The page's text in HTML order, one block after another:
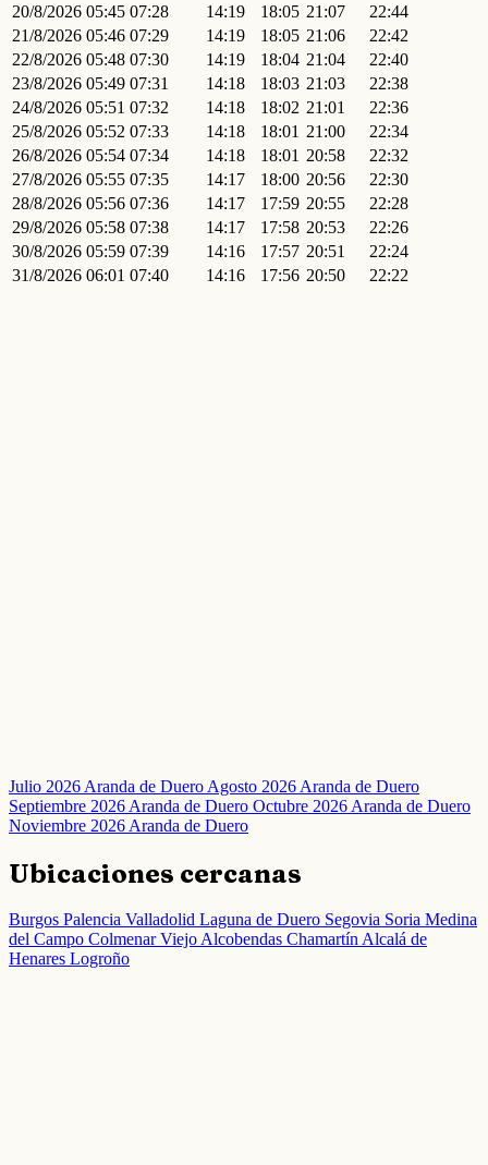
20/8/2026 05:45 07:28 14:19 18:05 21:07
22:44
21/8/2026 05:46 07:29 14:19 18:05 21:06
22:42
22/8/2026 05:48 07:30 14:19 18:04 21:04
22:40
23/8/2026 05:49 07:31 14:18 18:03 21:03
22:38
24/8/2026 05:51 07:32 14:18 18:02 21:01
22:36
25/8/2026 05:52 07:33 14:18 18:01 21:00
22:34
26/8/2026 05:54 07:34 14:18 18:01 20:58
22:32
27/8/2026 05:55 07:35 14:17 18:00 20:56
22:30
28/8/2026 05:56 07:36 14:17 17:59 20:55
22:28
29/8/2026 05:58 07:38 14:17 17:58 20:53
22:26
30/8/2026 05:59 07:39 14:16 17:57 20:51
22:24
31/8/2026 06:01 07:40 14:16 17:56 20:50 22:22
Julio 2026 Aranda de Duero Agosto 2026 Aranda de Duero
Septiembre 2026 Aranda de Duero Octubre 2026 Aranda de Duero
Noviembre 2026 Aranda de Duero
Ubicaciones cercanas
Burgos Palencia Valladolid Laguna de Duero Segovia Soria Medina
del Campo Colmenar ViejoAlcobendas ChamartínAlcalá de
Henares Logroño